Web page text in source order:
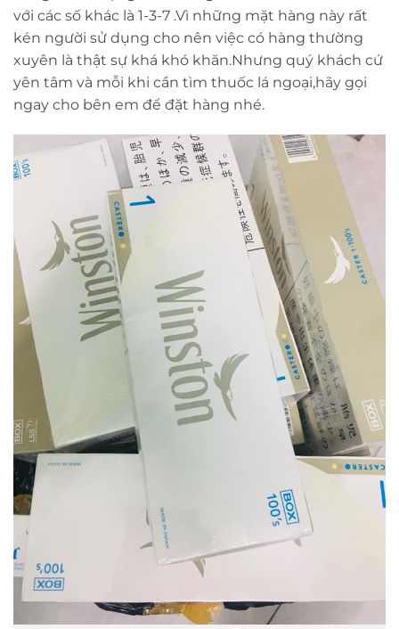
với các số khác là 1-3-7 .Vì những mặt hàng này rất
kén người sử dụng cho nên việc có hàng thường
xuyên là thật sự khá khó khăn.Nhưng quý khách cứ
yên tâm và mỗi khi cần tìm thuốc lá ngoại,hãy gọi
ngay cho bên em để đặt hàng nhé.